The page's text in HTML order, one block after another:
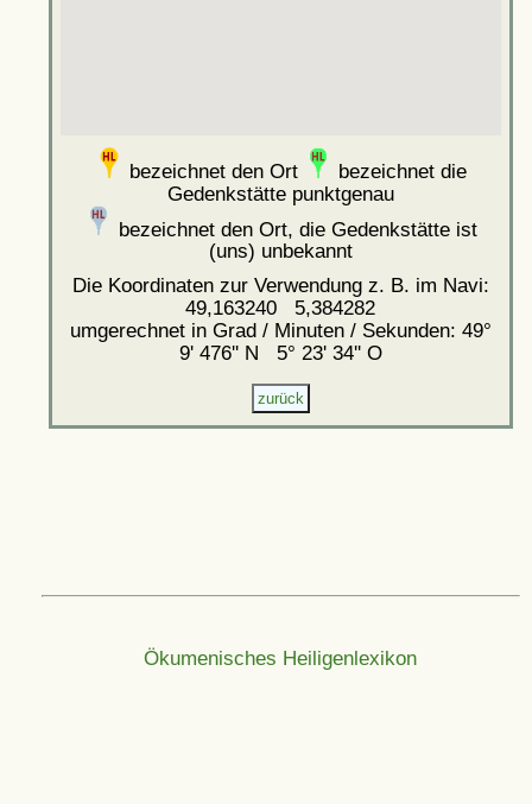
bezeichnet den Ort
bezeichnet die
Gedenkstätte punktgenau
bezeichnet den Ort, die Gedenkstätte ist
(uns) unbekannt
Die Koordinaten zur Verwendung z. B. im Navi:
49,163240 5,384282
umgerechnet in Grad / Minuten / Sekunden: 49°
9' 476'' N 5° 23' 34'' O
Ökumenisches Heiligenlexikon